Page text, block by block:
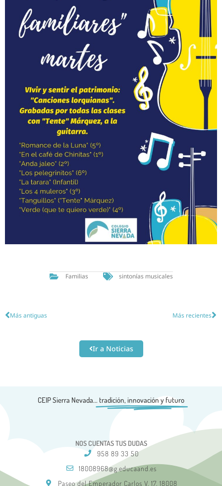
Familias sintonías musicales
Más antiguas Más recientes
Ir a Noticias
CEIP Sierra Nevada... tradición, innovación y futuro
NOS CUENTAS TUS DUDAS
958 89 33 50
18008968@g.educaand.es
Paseo del Emperador Carlos V, 17, 18008